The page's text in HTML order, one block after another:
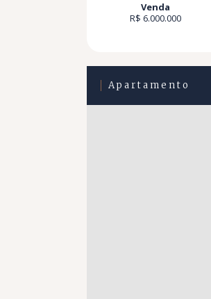
Venda
R$ 6.000.000
Apartamento